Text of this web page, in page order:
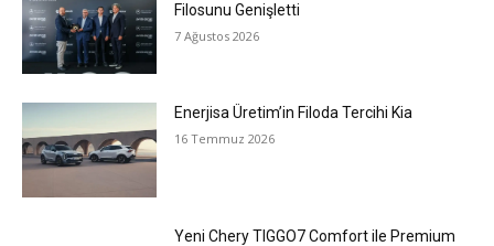
Filosunu Genişletti
7 Ağustos 2026
Enerjisa Üretim’in Filoda Tercihi Kia
16 Temmuz 2026
Yeni Chery TIGGO7 Comfort ile Premium